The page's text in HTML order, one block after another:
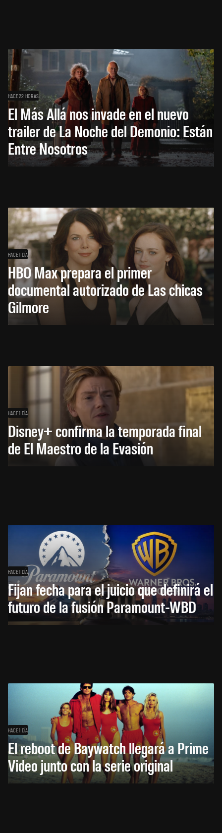
HACE 22 HORAS
El Más Allá nos invade en el nuevo
trailer de La Noche del Demonio: Están
Entre Nosotros
HACE 1 DÍA
HBO Max prepara el primer
documental autorizado de Las chicas
Gilmore
HACE 1 DÍA
Disney+ confirma la temporada final
de El Maestro de la Evasión
HACE 1 DÍA
Fijan fecha para el juicio que definirá el
futuro de la fusión Paramount-WBD
HACE 1 DÍA
El reboot de Baywatch llegará a Prime
Video junto con la serie original